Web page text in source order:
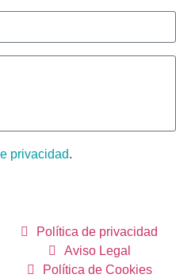
privacidad.
Política de privacidad
Aviso Legal
Política de Cookies